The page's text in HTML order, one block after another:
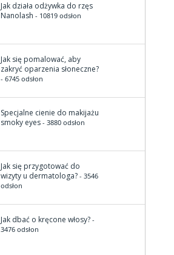
Jak działa odżywka do rzęs
Nanolash - 10819 odsłon
Jak się pomalować, aby
zakryć oparzenia słoneczne?
- 6745 odsłon
Specjalne cienie do makijażu
smoky eyes - 3880 odsłon
Jak się przygotować do
wizyty u dermatologa? - 3546
odsłon
Jak dbać o kręcone włosy? -
3476 odsłon